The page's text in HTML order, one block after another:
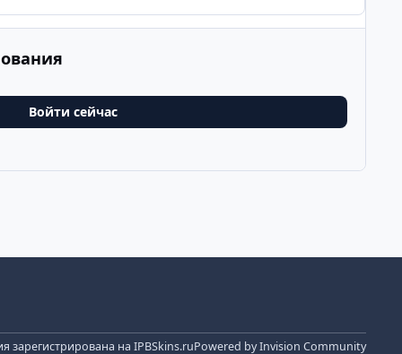
Войти сейчас
зарегистрирована на IPBSkins.ruPowered byInvision Community